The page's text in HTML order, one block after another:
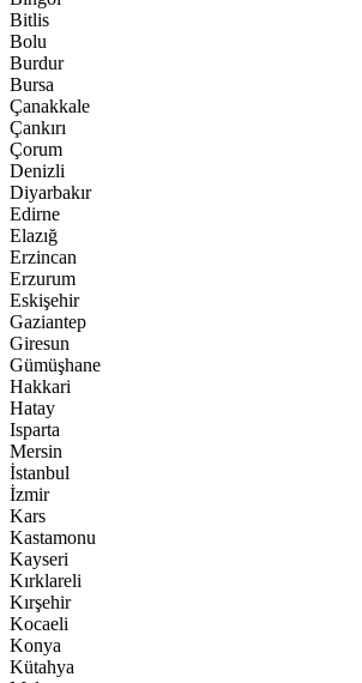
Bitlis
Bolu
Burdur
Bursa
Çanakkale
Çankırı
Çorum
Denizli
Diyarbakır
Edirne
Elazığ
Erzincan
Erzurum
Eskişehir
Gaziantep
Giresun
Gümüşhane
Hakkari
Hatay
Isparta
Mersin
İstanbul
İzmir
Kars
Kastamonu
Kayseri
Kırklareli
Kırşehir
Kocaeli
Konya
Kütahya